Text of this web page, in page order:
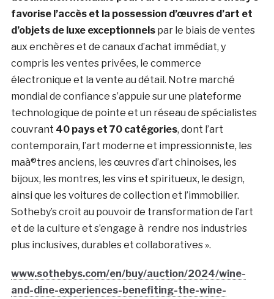
favorise l’accès et la possession d’œuvres d’art et
d’objets de luxe exceptionnelspar le biais de ventes
aux enchères et de canaux d’achat immédiat, y
compris les ventes privées, le commerce
électronique et la vente au détail. Notre marché
mondial de confiance s’appuie sur une plateforme
technologique de pointe et un réseau de spécialistes
couvrant 40 pays et 70 catégories, dont l’art
contemporain, l’art moderne et impressionniste, les
maà®tres anciens, les œuvres d’art chinoises, les
bijoux, les montres, les vins et spiritueux, le design,
ainsi que les voitures de collection et l’immobilier.
Sotheby’s croit au pouvoir de transformation de l’art
et de la culture et s’engage à rendre nos industries
plus inclusives, durables et collaboratives ».
www.sothebys.com/en/buy/auction/2024/wine-
and-dine-experiences-benefiting-the-wine-